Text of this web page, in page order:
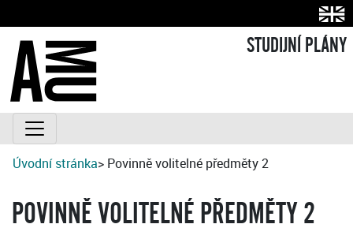
STUDIJNÍ PLÁNY
Úvodní stránka> Povinně volitelné předměty 2
POVINNĚ VOLITELNÉ PŘEDMĚTY 2